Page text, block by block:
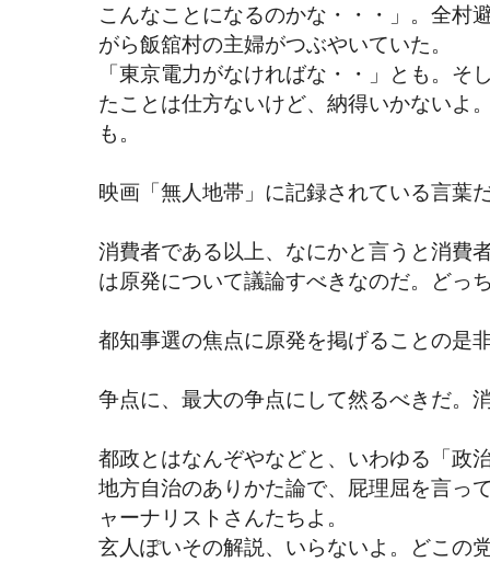
こんなことになるのかな・・・」。全村
がら飯舘村の主婦がつぶやいていた。
「東京電力がなければな・・」とも。
たことは仕方ないけど、納得いかないよ
も。
映画「無人地帯」に記録されている言葉
消費者である以上、なにかと言うと消費
は原発について議論すべきなのだ。どっ
都知事選の焦点に原発を掲げることの是
争点に、最大の争点にして然るべきだ。
都政とはなんぞやなどと、いわゆる「政
地方自治のありかた論で、屁理屈を言っ
ャーナリストさんたちよ。
玄人ぽいその解説、いらないよ。どこの